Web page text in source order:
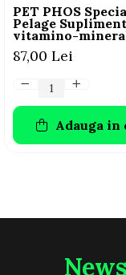
PET PHOS
Pelage Supliment
vitamino-
pentru câini, 50
87,00 Lei
Adauga in